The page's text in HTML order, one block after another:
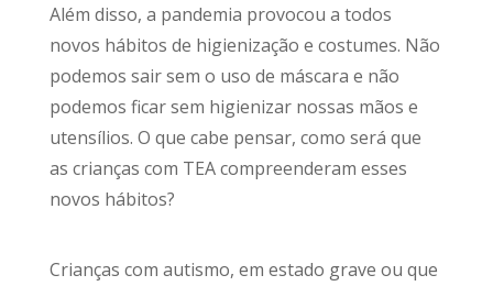
Além disso, a pandemia provocou a todos
novos hábitos de higienização e costumes. Não
podemos sair sem o uso de máscara e não
podemos ficar sem higienizar nossas mãos e
utensílios. O que cabe pensar, como será que
as crianças com TEA compreenderam esses
novos hábitos?
Crianças com autismo, em estado grave ou que